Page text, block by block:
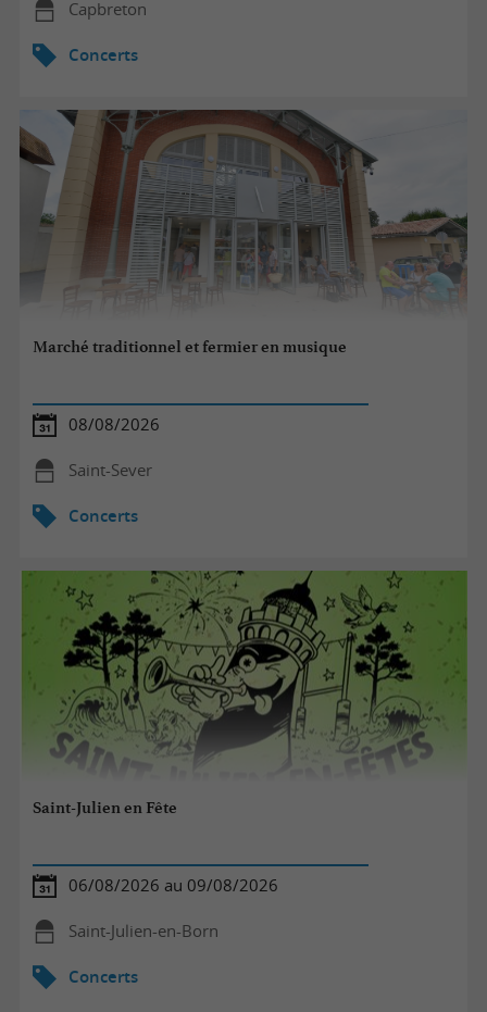
Capbreton
Concerts
Marché traditionnel et fermier en musique
08/08/2026
Saint-Sever
Concerts
Saint-Julien en Fête
06/08/2026 au 09/08/2026
Saint-Julien-en-Born
Concerts